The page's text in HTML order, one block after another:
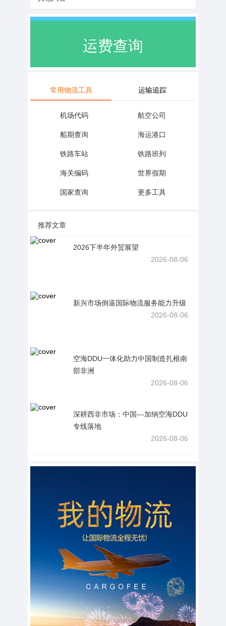
运费查询
常用物流工具 运输追踪
机场代码 航空公司
船期查询 海运港口
铁路车站 铁路班列
海关编码 世界假期
国家查询 更多工具
推荐文章
2026下半年外贸展望
2026-08-06
新兴市场倒逼国际物流服务能力升级
2026-08-06
空海DDU一体化助力中国制造扎根南
部非洲
2026-08-06
深耕西非市场：中国---加纳空海DDU
专线落地
2026-08-06